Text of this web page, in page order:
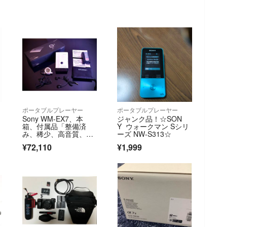
ポータブルプレーヤー
Sony WM-EX7、本
箱、付属品「整備済
み、稀少、高音質、完
動超美品」‼️
¥72,110
ポータブルプレーヤー
ジャンク品！☆SON
Y ウォークマン Sシリ
ーズ NW-S313☆
¥1,999